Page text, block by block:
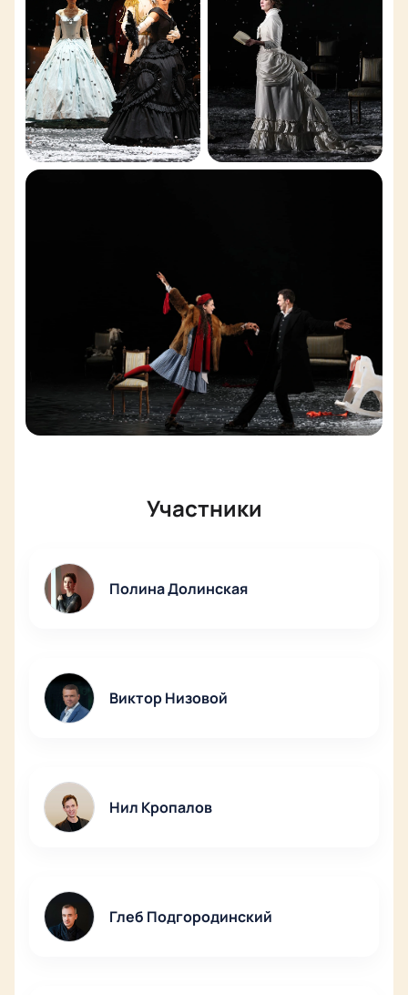
Обратите внимание, возможна смена актёрского
состава.
Режиссёр: Андрей Прикотенко
Актёрский состав: Полина Долинская, Виктор
Низовой, Нил Кропалов, Эдик Марцевич, Юра
Юдаев, Глеб Подгородинский, Наталья Калинина,
Кристина Головакина, Алина Кондрашова, Дарина
Дуева, Катя Каганская, Гордей Кашия, Паша
Титоренко, Светлана Аманова, Андрей Манке,
Александр Никифоров, Алексей Коновалов,
Евгений Арановский, Владимир Каменев, Арсений
Сидякин, Никита Перепелкин
Участники
Полина Долинская
Виктор Низовой
Нил Кропалов
Глеб Подгородинский